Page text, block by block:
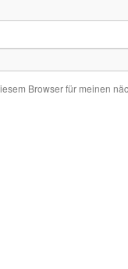
Browser für meinen